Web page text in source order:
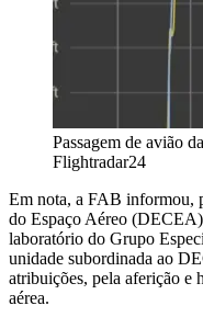
Passagem de avião
Flightradar24
Em nota, a FAB informou,
do Espaço Aéreo
laboratório do Grupo
unidade subordinada ao
atribuições, pela aferição e
aérea.